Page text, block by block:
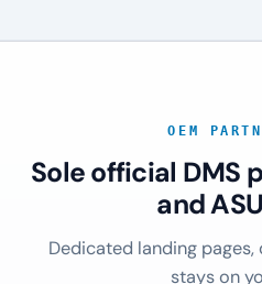
OEM
Sole official DMS
and
Dedicated landing
stays on